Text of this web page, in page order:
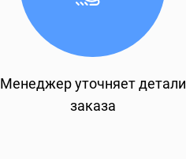
Менеджер уточняет детали
заказа